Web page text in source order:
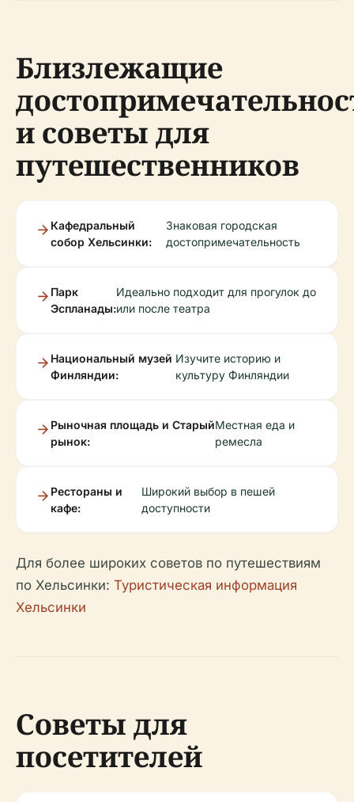
Близлежащие
и советы для
путешественников
Кафедральный
собор Хельсинки:
Знаковая городская
достопримечательность
Парк
Эспланады:
Идеально подходит для прогулок до
или после театра
Национальный музей
Финляндии:
Изучите историю и
культуру Финляндии
Рыночная площадь и Старый
рынок:
Местная еда и
ремесла
Рестораны и
кафе:
Широкий выбор в пешей
доступности
Для более широких советов по путешествиям
по Хельсинки: Туристическая информация
Хельсинки
Советы для
посетителей